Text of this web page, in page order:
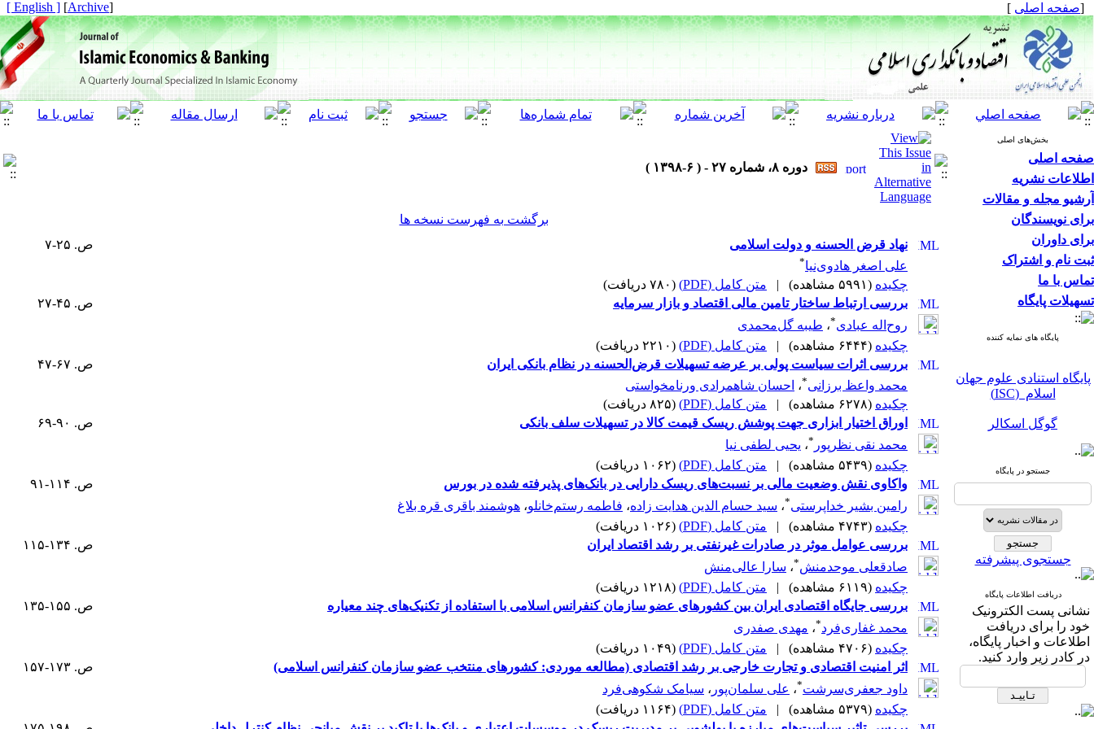
[صفحه اصلی ]
[
Archive
]
[ English ]
بخش‌های اصلی
صفحه اصلی
اطلاعات نشریه
آرشیو مجله و مقالات
برای نویسندگان
برای داوران
ثبت نام و اشتراک
تماس با ما
تسهیلات پایگاه
پایگاه های نمایه کننده
پایگاه استنادی علوم جهان
اسلام (ISC)
گوگل اسکالر
نورمگز
سیویلیکا
پایگاه استنادی علوم جهان
اسلام (ISC)
مگ ایران
جستجو در پایگاه
جستجوی پیشرفته
دریافت اطلاعات پایگاه
نشانی پست الکترونیک
خود را برای دریافت
اطلاعات و اخبار پایگاه،
در کادر زیر وارد کنید.
دوره ۸، شماره ۲۷ - ( ۶-۱۳۹۸ )
برگشت به فهرست نسخه ها
نهاد قرض الحسنه و دولت اسلامی
ص. ۲۵-۷
علی اصغر هادوی‌نیا*
چکیده (۵۹۹۱ مشاهده) | متن کامل (PDF)
(۷۸۰ دریافت)
بررسی ارتباط ساختار تامین مالی اقتصاد و بازار سرمایه
ص. ۴۵-۲۷
روح‌اله عبادی*، طیبه گل‌محمدی
چکیده (۶۴۴۴ مشاهده) | متن کامل (PDF)
(۲۲۱۰ دریافت)
بررسی اثرات سیاست پولی بر عرضه تسهیلات قرض‌الحسنه در نظام بانکی ایران
ص. ۶۷-۴۷
محمد واعظ برزانی*، احسان شاهمرادی ورنامخواستی
چکیده (۶۲۷۸ مشاهده) | متن کامل (PDF)
(۸۲۵ دریافت)
اوراق اختیار ابزاری جهت پوشش ریسک قیمت کالا در تسهیلات سلف بانکی
ص. ۹۰-۶۹
محمد نقی نظرپور *، یحیی لطفی نیا
چکیده (۵۴۳۹ مشاهده) | متن کامل (PDF)
(۱۰۶۲ دریافت)
واکاوی نقش وضعیت مالی بر نسبت‌های ریسک دارایی در بانک‌های پذیرفته شده در بورس
ص. ۱۱۴-۹۱
رامین بشیر خداپرستی*، سید حسام الدین هدایت زاده، فاطمه رستم‌خانلو، هوشمند باقری قره بلاغ
چکیده (۴۷۴۳ مشاهده) | متن کامل (PDF)
(۱۰۲۶ دریافت)
بررسی عوامل موثر در صادرات غیرنفتی بر رشد اقتصاد ایران
ص. ۱۳۴-۱۱۵
صادقعلی موحدمنش*، سارا عالی‌منش
چکیده (۶۱۱۹ مشاهده) | متن کامل (PDF)
(۱۲۱۸ دریافت)
بررسی جایگاه اقتصادی ایران بین کشورهای عضو سازمان کنفرانس اسلامی با استفاده از تکنیک‌های چند معیاره
ص. ۱۵۵-۱۳۵
محمد غفاری‌فرد*، مهدی صفدری
چکیده (۴۷۰۶ مشاهده) | متن کامل (PDF)
(۱۰۴۹ دریافت)
اثر امنیت اقتصادی و تجارت خارجی بر رشد ‌اقتصادی (مطالعه موردی: کشورهای منتخب عضو سازمان کنفرانس اسلامی)
ص. ۱۷۳-۱۵۷
داود جعفری‌سرشت*، علی سلمان‌پور ، سیامک شکوهی‌فرد
چکیده (۵۳۷۹ مشاهده) | متن کامل (PDF)
(۱۱۶۴ دریافت)